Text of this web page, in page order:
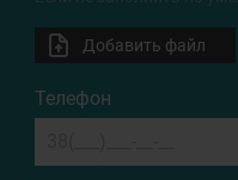
Добавить файл
Телефон